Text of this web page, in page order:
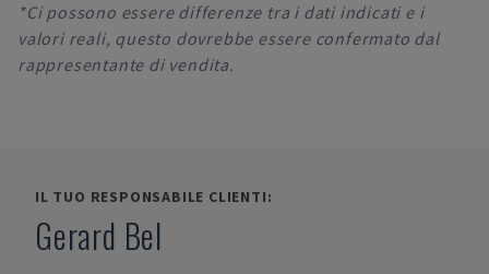
*Ci possono essere differenze tra i dati indicati e i
valori reali, questo dovrebbe essere confermato dal
rappresentante di vendita.
IL TUO RESPONSABILE CLIENTI:
Gerard Bel